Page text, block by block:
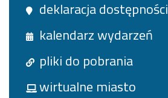
deklaracja dostępności
kalendarz wydarzeń
pliki do pobrania
wirtualne miasto